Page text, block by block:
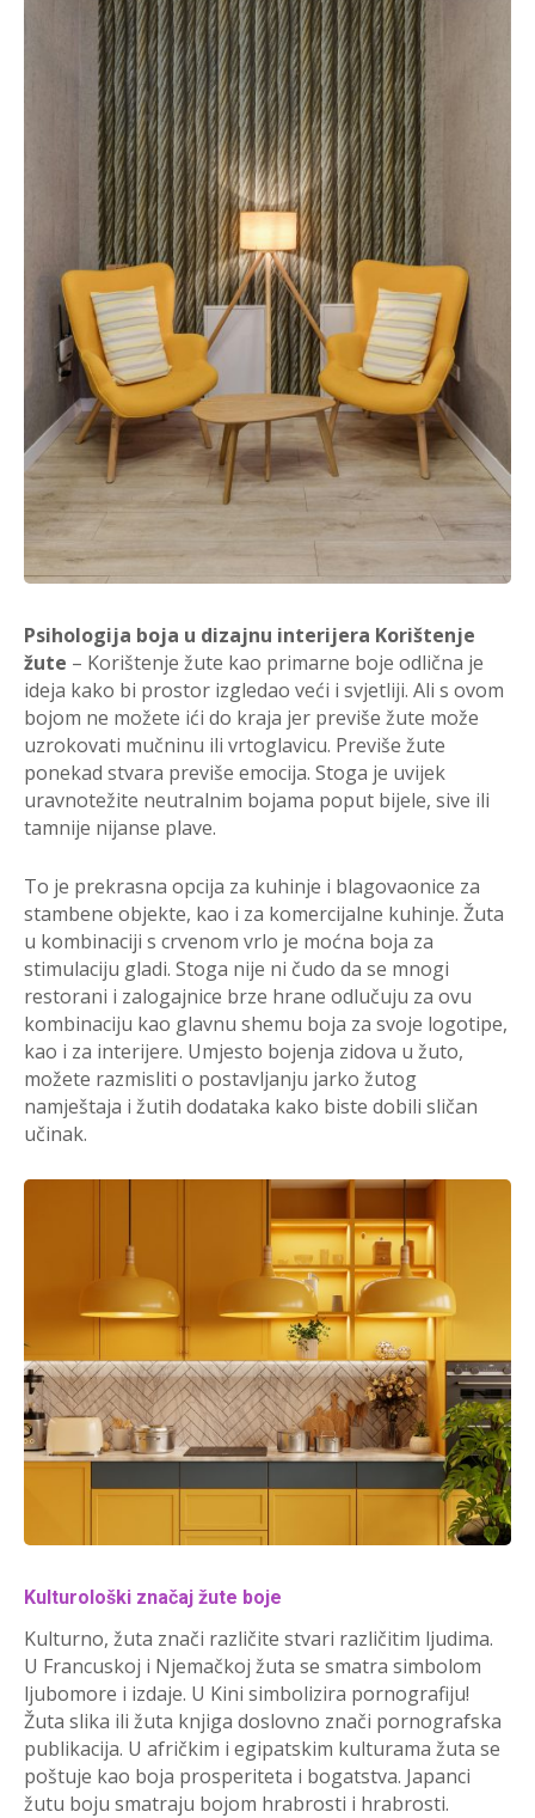
Psihologija boja u dizajnu interijera Korištenje
žute – Korištenje žute kao primarne boje odlična je
ideja kako bi prostor izgledao veći i svjetliji. Ali s ovom
bojom ne možete ići do kraja jer previše žute može
uzrokovati mučninu ili vrtoglavicu. Previše žute
ponekad stvara previše emocija. Stoga je uvijek
uravnotežite neutralnim bojama poput bijele, sive ili
tamnije nijanse plave.
To je prekrasna opcija za kuhinje i blagovaonice za
stambene objekte, kao i za komercijalne kuhinje. Žuta
u kombinaciji s crvenom vrlo je moćna boja za
stimulaciju gladi. Stoga nije ni čudo da se mnogi
restorani i zalogajnice brze hrane odlučuju za ovu
kombinaciju kao glavnu shemu boja za svoje logotipe,
kao i za interijere. Umjesto bojenja zidova u žuto,
možete razmisliti o postavljanju jarko žutog
namještaja i žutih dodataka kako biste dobili sličan
učinak.
Kulturološki značaj žute boje
Kulturno, žuta znači različite stvari različitim ljudima.
U Francuskoj i Njemačkoj žuta se smatra simbolom
ljubomore i izdaje. U Kini simbolizira pornografiju!
Žuta slika ili žuta knjiga doslovno znači pornografska
publikacija. U afričkim i egipatskim kulturama žuta se
poštuje kao boja prosperiteta i bogatstva. Japanci
žutu boju smatraju bojom hrabrosti i hrabrosti.